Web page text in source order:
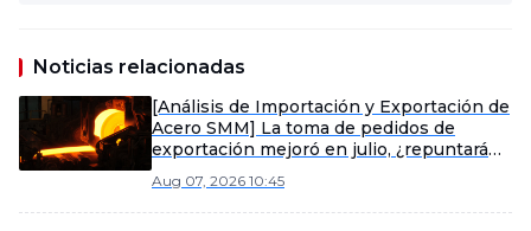
Noticias relacionadas
[Análisis de Importación y Exportación de
Acero SMM] La toma de pedidos de
exportación mejoró en julio, ¿repuntarán
Aug 07, 2026 10:45